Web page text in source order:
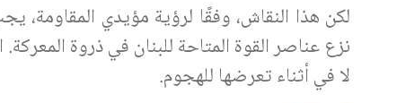
لكن هذا النقاش، وفقًا لرؤية مؤيدي المقاومة،
نزع عناصر القوة المتاحة للبنان في ذروة
لا في أثناء تعرضها للهجوم.